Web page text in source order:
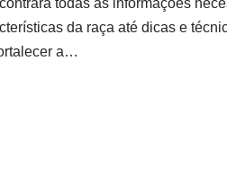
todas as informações
da raça até dicas e
a…